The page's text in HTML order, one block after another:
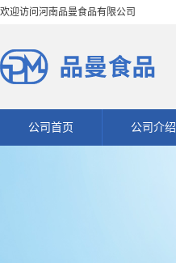
欢迎访问河南品曼食品有限公司
公司首页 公司介绍